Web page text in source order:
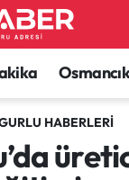
HABERLERI
Haberleri
Eczaneler
Durumu
Vakitleri